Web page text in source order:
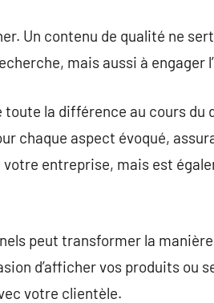
Un contenu de qualité ne
mais aussi à engager
la différence au cours du
chaque aspect évoqué,
entreprise, mais est
peut transformer la
d’afficher vos produits ou
votre clientèle.